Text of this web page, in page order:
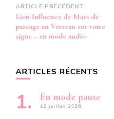
Navigation
d’article
ARTICLE PRÉCÉDENT
Lion Influence de Mars de
passage en Verseau sur votre
signe – en mode audio-
ARTICLES RÉCENTS
En mode pause
12 juillet 2026